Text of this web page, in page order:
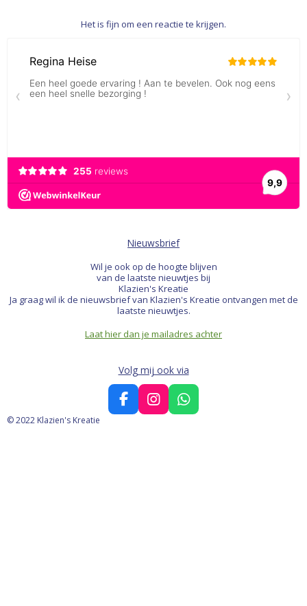
Het is fijn om een reactie te krijgen.
Nieuwsbrief
Wil je ook op de hoogte blijven
van de laatste nieuwtjes bij
Klazien's Kreatie
Ja graag wil ik de nieuwsbrief van Klazien's Kreatie ontvangen met de
laatste nieuwtjes.
Laat hier dan je mailadres achter
Volg mij ook via
F
a
I
n
W
h
© 2022 Klazien's Kreatie